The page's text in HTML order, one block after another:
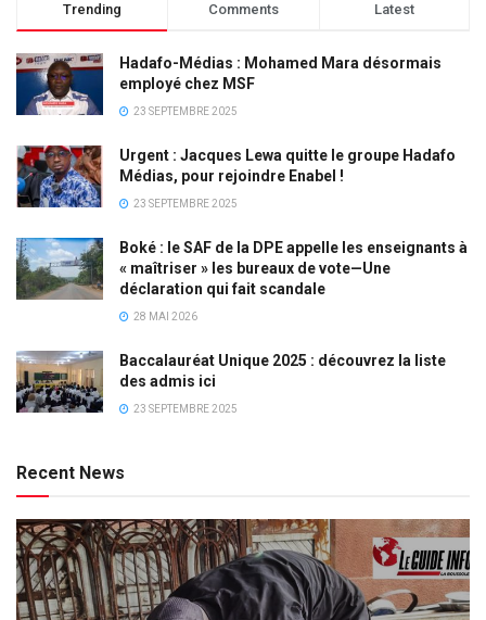
Trending Comments Latest
Hadafo-Médias : Mohamed Mara désormais
employé chez MSF
23 SEPTEMBRE 2025
Urgent : Jacques Lewa quitte le groupe Hadafo
Médias, pour rejoindre Enabel !
23 SEPTEMBRE 2025
Boké : le SAF de la DPE appelle les enseignants à
« maîtriser » les bureaux de vote—Une
déclaration qui fait scandale
28 MAI 2026
Baccalauréat Unique 2025 : découvrez la liste
des admis ici
23 SEPTEMBRE 2025
Recent News